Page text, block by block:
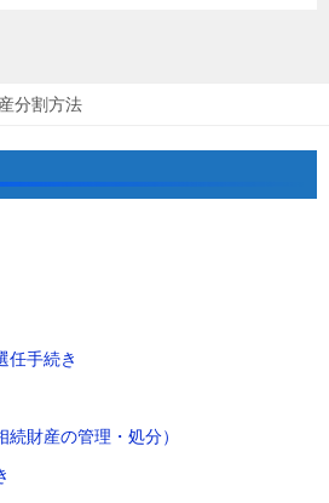
分割方法
任手続き
財産の管理・処分）